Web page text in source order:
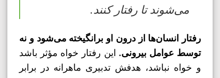
می‌شوند تا رفتار کنند.
رفتار انسان‌ها از درون او برانگیخته می‌شود و نه
توسط عوامل بیرونی. این رفتار خواه مؤثر باشد
و خواه نباشد، هدفش تدبیری ماهرانه در برابر